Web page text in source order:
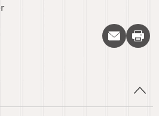
Skriv